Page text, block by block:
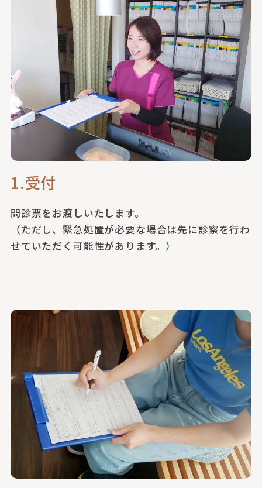
1.受付
問診票をお渡しいたします。
（ただし、緊急処置が必要な場合は先に診察を行わ
せていただく可能性があります。）